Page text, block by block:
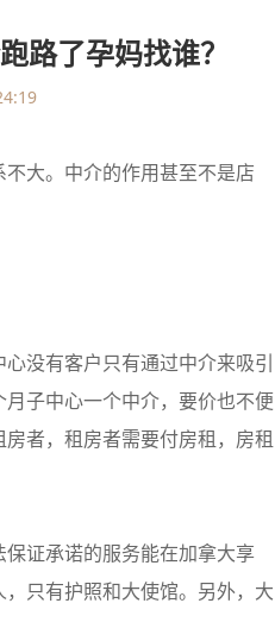
路了孕妈找谁？
大。中介的作用甚至不是店
没有客户只有通过中介来吸引
子中心一个中介，要价也不便
者，租房者需要付房租，房租
证承诺的服务能在加拿大享
只有护照和大使馆。另外，大